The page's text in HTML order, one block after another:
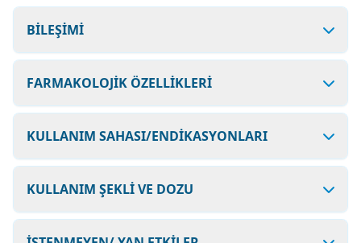
BİLEŞİMİ
FARMAKOLOJİK ÖZELLİKLERİ
KULLANIM SAHASI/ENDİKASYONLARI
KULLANIM ŞEKLİ VE DOZU